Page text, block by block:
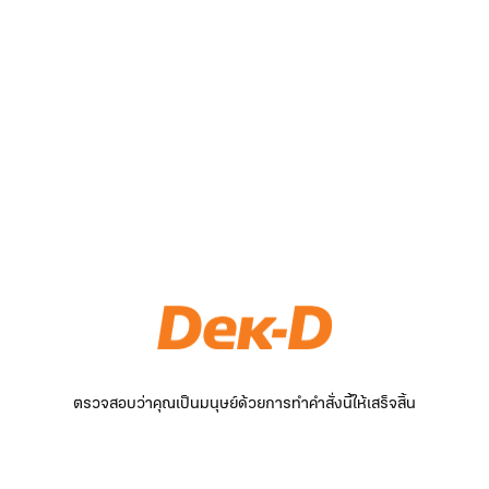
ตรวจสอบว่าคุณเป็นมนุษย์ด้วยการทำคำสั่งนี้ให้เสร็จสิ้น